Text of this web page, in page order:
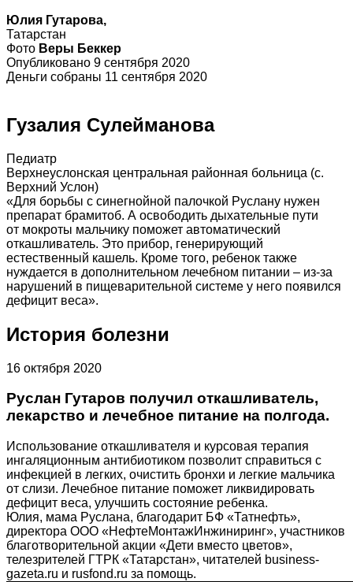
Юлия Гутарова,
Татарстан
Фото Веры Беккер
Опубликовано 9 сентября 2020
Деньги собраны 11 сентября 2020
Гузалия Сулейманова
Педиатр
Верхнеуслонская центральная районная больница (с.
Верхний Услон)
«Для борьбы с синегнойной палочкой Руслану нужен
препарат брамитоб. А освободить дыхательные пути
от мокроты мальчику поможет автоматический
откашливатель. Это прибор, генерирующий
естественный кашель. Кроме того, ребенок также
нуждается в дополнительном лечебном питании – из-за
нарушений в пищеварительной системе у него появился
дефицит веса».
История болезни
16 октября 2020
Руслан Гутаров получил откашливатель,
лекарство и лечебное питание на полгода.
Использование откашливателя и курсовая терапия
ингаляционным антибиотиком позволит справиться с
инфекцией в легких, очистить бронхи и легкие мальчика
от слизи. Лечебное питание поможет ликвидировать
дефицит веса, улучшить состояние ребенка.
Юлия, мама Руслана, благодарит БФ «Татнефть»,
директора ООО «НефтеМонтажИнжиниринг», участников
благотворительной акции «Дети вместо цветов»,
телезрителей ГТРК «Татарстан», читателей business-
gazeta.ru и rusfond.ru за помощь.